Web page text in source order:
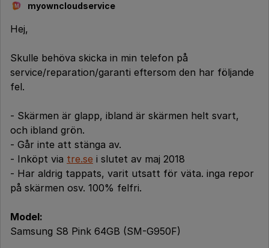
M myowncloudservice
Hej,
Skulle behöva skicka in min telefon på
service/reparation/garanti eftersom den har följande
fel.
- Skärmen är glapp, ibland är skärmen helt svart,
och ibland grön.
- Går inte att stänga av.
- Inköpt via tre.se i slutet av maj 2018
- Har aldrig tappats, varit utsatt för väta. inga repor
på skärmen osv. 100% felfri.
Model:
Samsung S8 Pink 64GB (SM-G950F)